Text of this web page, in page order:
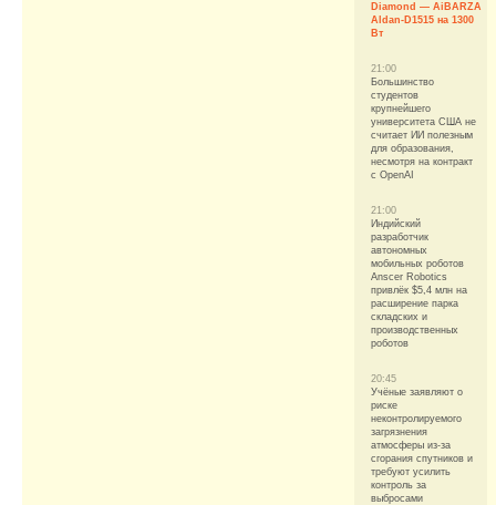
Diamond — AiBARZA
Aldan-D1515 на 1300
Вт
21:00
Большинство
студентов
крупнейшего
университета США не
считает ИИ полезным
для образования,
несмотря на контракт
с OpenAI
21:00
Индийский
разработчик
автономных
мобильных роботов
Anscer Robotics
привлёк $5,4 млн на
расширение парка
складских и
производственных
роботов
20:45
Учёные заявляют о
риске
неконтролируемого
загрязнения
атмосферы из-за
сгорания спутников и
требуют усилить
контроль за
выбросами